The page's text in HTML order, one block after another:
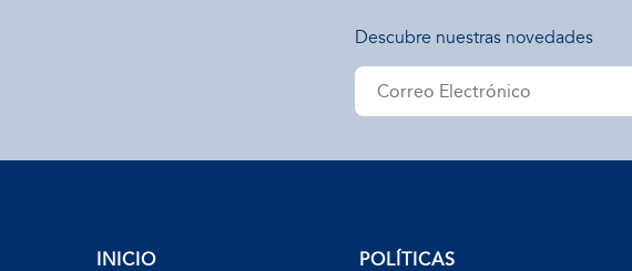
Descubre nuestras novedades
INICIO POLÍTICAS